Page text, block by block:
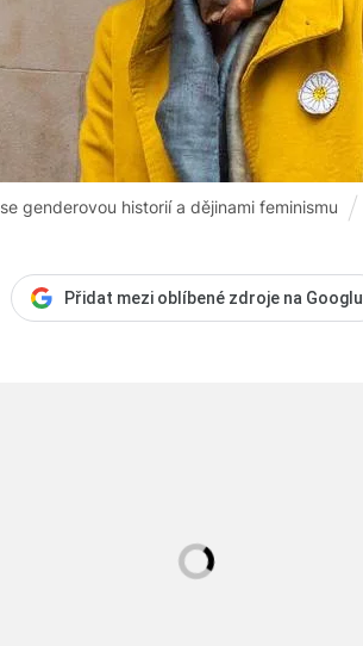
genderovou historií a dějinami feminismu
Přidat mezi oblíbené zdroje na Googlu